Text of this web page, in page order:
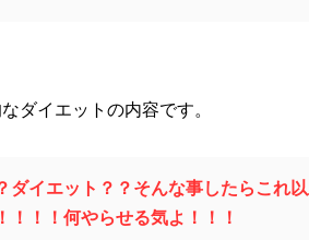
ダイエットの内容です。
ダイエット？？そんな事したらこれ
！！！何やらせる気よ！！！